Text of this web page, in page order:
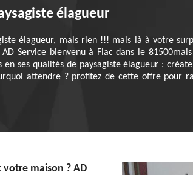
élagueur
élagueur, mais rien !!! mais là à votre
Service bienvenu à Fiac dans le
ses qualités de paysagiste élagueur :
attendre ? profitez de cette offre
votre maison ? AD